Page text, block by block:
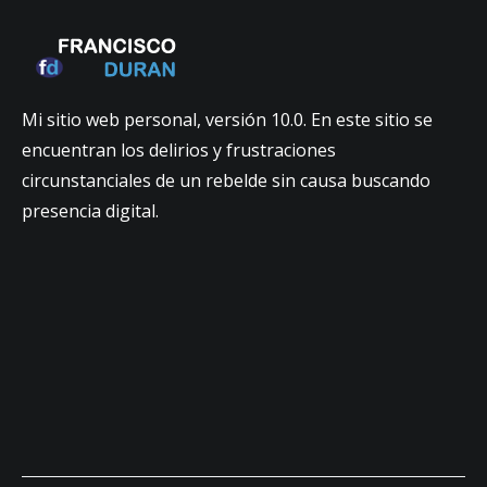
Mi sitio web personal, versión 10.0. En este sitio se
encuentran los delirios y frustraciones
circunstanciales de un rebelde sin causa buscando
presencia digital.